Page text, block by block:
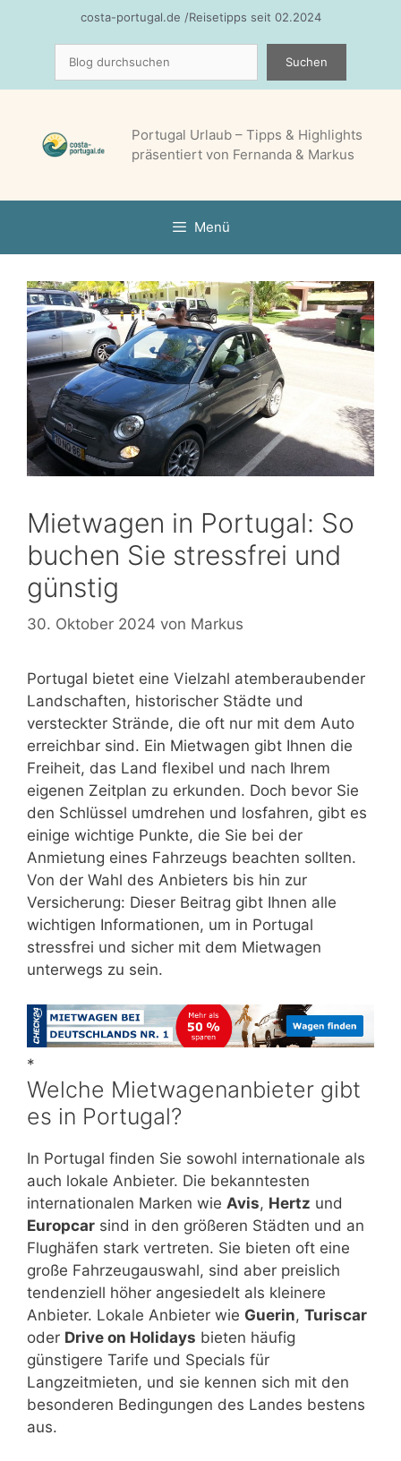
costa-portugal.de /Reisetipps seit 02.2024
Suchen
Portugal Urlaub – Tipps & Highlights
präsentiert von Fernanda & Markus
Menü
Mietwagen in Portugal: So
buchen Sie stressfrei und
günstig
30. Oktober 2024 von Markus
Portugal bietet eine Vielzahl atemberaubender
Landschaften, historischer Städte und
versteckter Strände, die oft nur mit dem Auto
erreichbar sind. Ein Mietwagen gibt Ihnen die
Freiheit, das Land flexibel und nach Ihrem
eigenen Zeitplan zu erkunden. Doch bevor Sie
den Schlüssel umdrehen und losfahren, gibt es
einige wichtige Punkte, die Sie bei der
Anmietung eines Fahrzeugs beachten sollten.
Von der Wahl des Anbieters bis hin zur
Versicherung: Dieser Beitrag gibt Ihnen alle
wichtigen Informationen, um in Portugal
stressfrei und sicher mit dem Mietwagen
unterwegs zu sein.
*
Welche Mietwagenanbieter gibt
es in Portugal?
In Portugal finden Sie sowohl internationale als
auch lokale Anbieter. Die bekanntesten
internationalen Marken wie Avis, Hertz und
Europcar sind in den größeren Städten und an
Flughäfen stark vertreten. Sie bieten oft eine
große Fahrzeugauswahl, sind aber preislich
tendenziell höher angesiedelt als kleinere
Anbieter. Lokale Anbieter wie Guerin, Turiscar
oder Drive on Holidays bieten häufig
günstigere Tarife und Specials für
Langzeitmieten, und sie kennen sich mit den
besonderen Bedingungen des Landes bestens
aus.